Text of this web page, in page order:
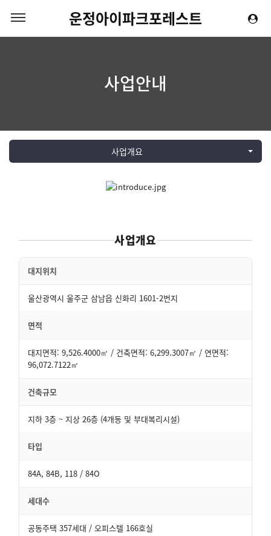
운정아이파크포레스트
사업안내
사업개요
사업개요
대지위치
울산광역시 울주군 삼남읍 신화리 1601-2번지
면적
대지면적: 9,526.4000㎡ / 건축면적: 6,299.3007㎡ / 연면적:
96,072.7122㎡
건축규모
지하 3층 ~ 지상 26층 (4개동 및 부대복리시설)
타입
84A, 84B, 118 / 84O
세대수
공동주택 357세대 / 오피스텔 166호실